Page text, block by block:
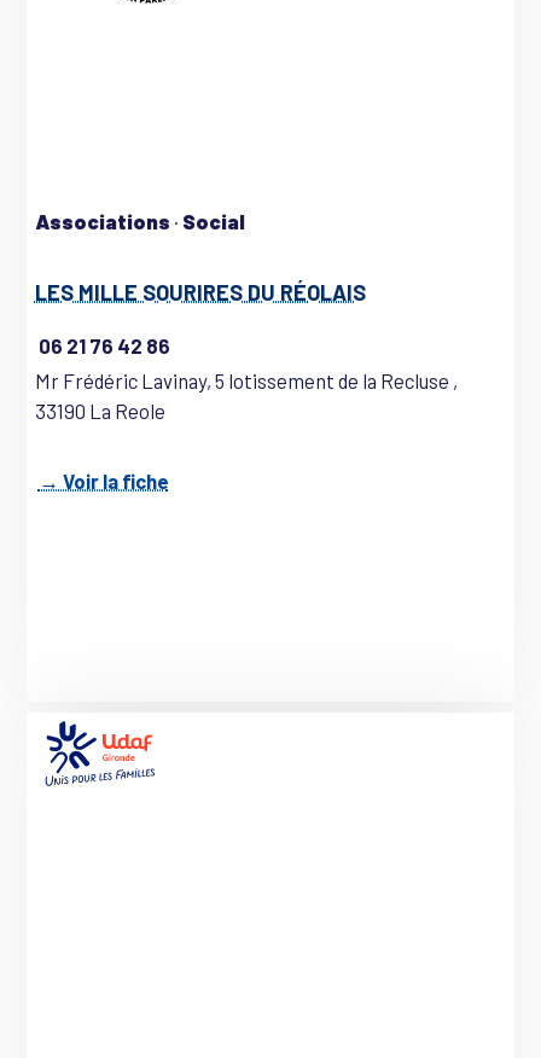
Associations · Social
LES MILLE SOURIRES DU RÉOLAIS
06 21 76 42 86
Mr Frédéric Lavinay, 5 lotissement de la Recluse ,
33190 La Reole
→ Voir la fiche